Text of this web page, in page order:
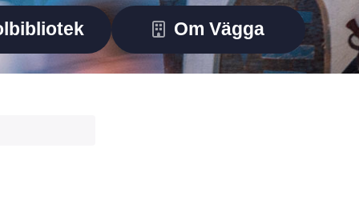
Om Vägga